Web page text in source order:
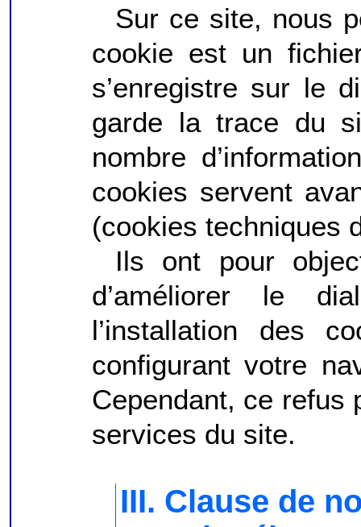
Sur ce site, nous
cookie est un
s’enregistre sur le
garde la trace du
nombre
cookies servent
(cookies techniques
Ils ont pour
d’améliorer le
l’installation des
configurant votre
Cependant, ce refus
services du site.
III. Clause de